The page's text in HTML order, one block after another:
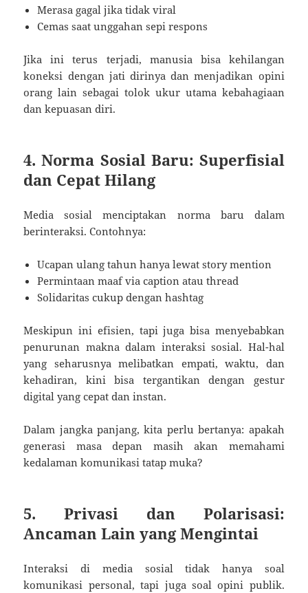
Merasa gagal jika tidak viral
Cemas saat unggahan sepi respons
Jika ini terus terjadi, manusia bisa kehilangan
koneksi dengan jati dirinya dan menjadikan opini
orang lain sebagai tolok ukur utama kebahagiaan
dan kepuasan diri.
4. Norma Sosial Baru: Superfisial
dan Cepat Hilang
Media sosial menciptakan norma baru dalam
berinteraksi. Contohnya:
Ucapan ulang tahun hanya lewat story mention
Permintaan maaf via caption atau thread
Solidaritas cukup dengan hashtag
Meskipun ini efisien, tapi juga bisa menyebabkan
penurunan makna dalam interaksi sosial. Hal-hal
yang seharusnya melibatkan empati, waktu, dan
kehadiran, kini bisa tergantikan dengan gestur
digital yang cepat dan instan.
Dalam jangka panjang, kita perlu bertanya: apakah
generasi masa depan masih akan memahami
kedalaman komunikasi tatap muka?
5. Privasi dan Polarisasi:
Ancaman Lain yang Mengintai
Interaksi di media sosial tidak hanya soal
komunikasi personal, tapi juga soal opini publik.